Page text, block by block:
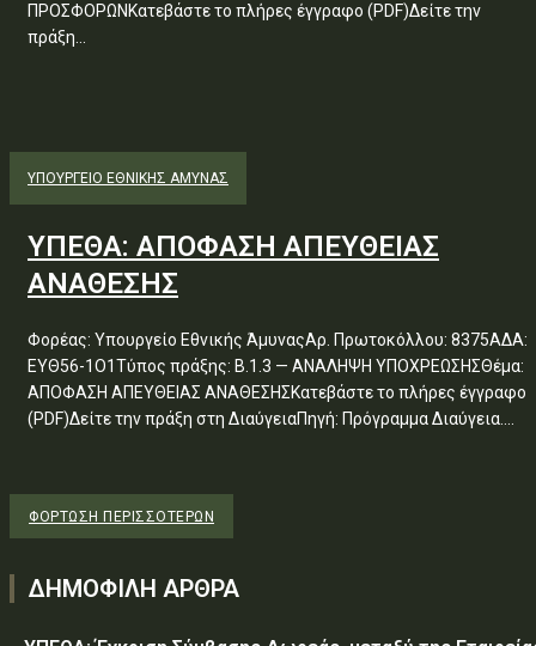
ΠΡΟΣΦΟΡΩΝΚατεβάστε το πλήρες έγγραφο (PDF)Δείτε την
πράξη...
ΥΠΟΥΡΓΕΊΟ ΕΘΝΙΚΉΣ ΆΜΥΝΑΣ
ΥΠΕΘΑ: ΑΠΟΦΑΣΗ ΑΠΕΥΘΕΙΑΣ
ΑΝΑΘΕΣΗΣ
Φορέας: Υπουργείο Εθνικής ΆμυναςΑρ. Πρωτοκόλλου: 8375ΑΔΑ:
ΕΥΘ56-1Ο1Τύπος πράξης: Β.1.3 — ΑΝΑΛΗΨΗ ΥΠΟΧΡΕΩΣΗΣΘέμα:
ΑΠΟΦΑΣΗ ΑΠΕΥΘΕΙΑΣ ΑΝΑΘΕΣΗΣΚατεβάστε το πλήρες έγγραφο
(PDF)Δείτε την πράξη στη ΔιαύγειαΠηγή: Πρόγραμμα Διαύγεια....
ΦΌΡΤΩΣΗ ΠΕΡΙΣΣΟΤΈΡΩΝ
ΔΗΜΟΦΙΛΗ ΑΡΘΡΑ